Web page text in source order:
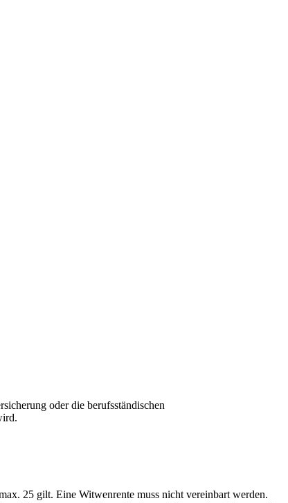
oder die berufsständischen
25 gilt. Eine Witwenrente muss nicht vereinbart werden.